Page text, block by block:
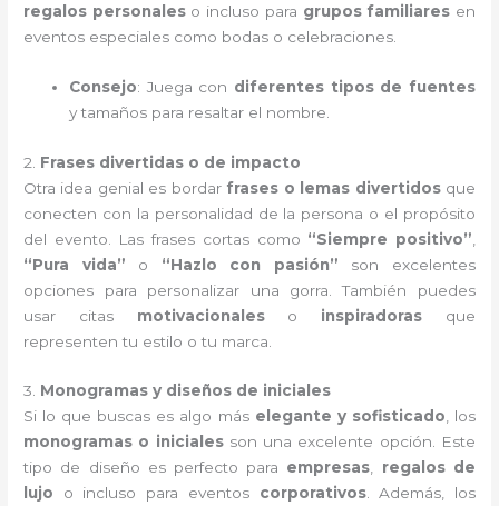
regalos personaleso incluso para grupos familiares en
eventos especiales como bodas o celebraciones.
Consejo: Juega con diferentes tipos de fuentes
y tamaños para resaltar el nombre.
2. Frases divertidas o de impacto
Otra idea genial es bordar frases o lemas divertidosque
conecten con la personalidad de la persona o el propósito
del evento. Las frases cortas como “Siempre positivo”
“Pura vida” o “Hazlo con pasión” son excelentes
opciones para personalizar una gorra. También puedes
usar citas motivacionaleso inspiradoras que
representen tu estilo o tu marca.
3. Monogramas y diseños de iniciales
Si lo que buscas es algo más elegante y sofisticado, los
monogramas o inicialesson una excelente opción. Este
tipo de diseño es perfecto para empresas, regalos de
lujo o incluso para eventos corporativos. Además, los